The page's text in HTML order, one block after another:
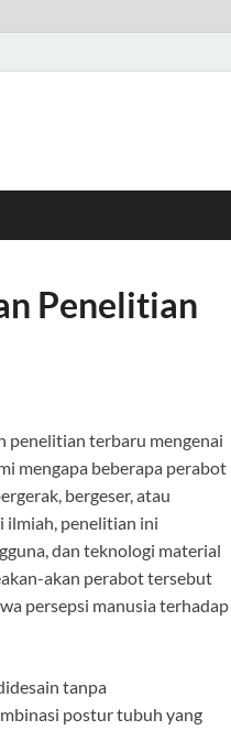
Penelitian
penelitian terbaru mengenai
mengapa beberapa perabot
bergeser, atau
ilmiah, penelitian ini
dan teknologi material
akan perabot tersebut
persepsi manusia terhadap
tanpa
postur tubuh yang